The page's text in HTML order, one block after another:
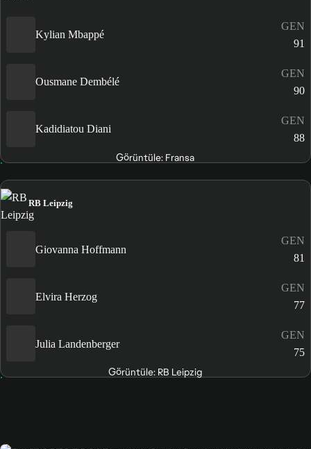
Kylian Mbappé
GEN
91
Ousmane Dembélé
GEN
90
Kadidiatou Diani
GEN
88
Görüntüle: Fransa
RB Leipzig
Giovanna Hoffmann
GEN
81
Elvira Herzog
GEN
77
Julia Landenberger
GEN
75
Görüntüle: RB Leipzig